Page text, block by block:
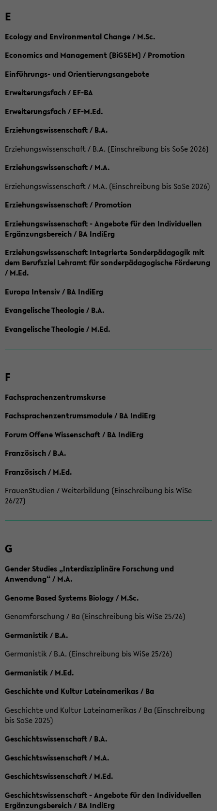
E
Ecology and Environmental Change / M.Sc.
Economics and Management (BiGSEM) / Promotion
Einführungs- und Orientierungsangebote
Erweiterungsfach / EF-BA
Erweiterungsfach / EF-M.Ed.
Erziehungswissenschaft / B.A.
Erziehungswissenschaft / B.A. (Einschreibung bis SoSe 2026)
Erziehungswissenschaft / M.A.
Erziehungswissenschaft / M.A. (Einschreibung bis SoSe 2026)
Erziehungswissenschaft / Promotion
Erziehungswissenschaft - Angebote für den Individuellen
Ergänzungsbereich / BA IndiErg
Erziehungswissenschaft Integrierte Sonderpädagogik mit
dem Berufsziel Lehramt für sonderpädagogische Förderung
/ M.Ed.
Europa Intensiv / BA IndiErg
Evangelische Theologie / B.A.
Evangelische Theologie / M.Ed.
F
Fachsprachenzentrumskurse
Fachsprachenzentrumsmodule / BA IndiErg
Forum Offene Wissenschaft / BA IndiErg
Französisch / B.A.
Französisch / M.Ed.
FrauenStudien / Weiterbildung (Einschreibung bis WiSe
26/27)
G
Gender Studies „Interdisziplinäre Forschung und
Anwendung“ / M.A.
Genome Based Systems Biology / M.Sc.
Genomforschung / Ba (Einschreibung bis WiSe 25/26)
Germanistik / B.A.
Germanistik / B.A. (Einschreibung bis WiSe 25/26)
Germanistik / M.Ed.
Geschichte und Kultur Lateinamerikas / Ba
Geschichte und Kultur Lateinamerikas / Ba (Einschreibung
bis SoSe 2025)
Geschichtswissenschaft / B.A.
Geschichtswissenschaft / M.A.
Geschichtswissenschaft / M.Ed.
Geschichtswissenschaft - Angebote für den Individuellen
Ergänzungsbereich / BA IndiErg